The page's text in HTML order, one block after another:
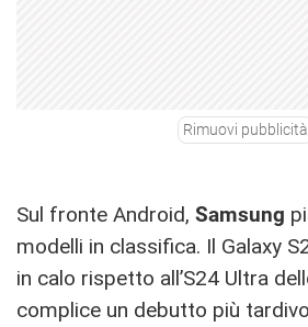
Rimuovi pubblicità
Sul fronte Android, Samsung
modelli in classifica. Il Galaxy
in calo rispetto all’S24 Ultra
complice un debutto più